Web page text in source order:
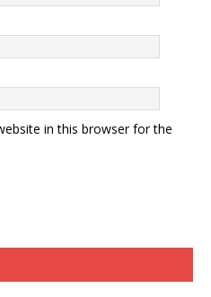
in this browser for the